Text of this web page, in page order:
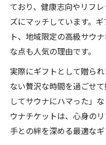
ており、健康志向やリフ
ズにマッチしています。
ト、地域限定の高級サウ
な点も人気の理由です。
実際にギフトとして贈ら
ない贅沢な時間を過ごせ
してサウナにハマった」
ウナチケットは、心身の
手との絆を深める最適なギ